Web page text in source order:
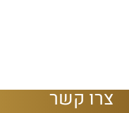
צרו קשר